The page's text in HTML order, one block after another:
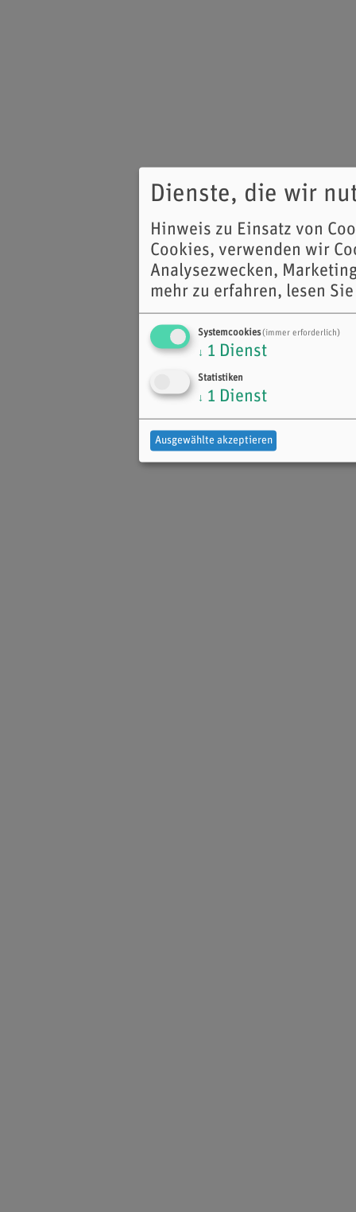
Dienste, die wir
Hinweis zu Einsatz von
Cookies, verwenden wir
Analysezwecken,
mehr zu erfahren, lesen
Systemcookies(immer erforderlich)
↓ 1 Dienst
Statistiken
↓ 1 Dienst
Ausgewählte akzeptieren